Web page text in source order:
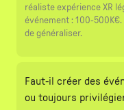
réaliste expérience XR
événement : 100-
de généraliser.
Faut-il créer des
ou toujours